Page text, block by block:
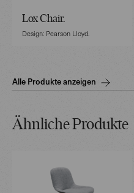
Lox Chair.
Design: Pearson Lloyd.
Alle Produkte anzeigen
Ähnliche Produkte